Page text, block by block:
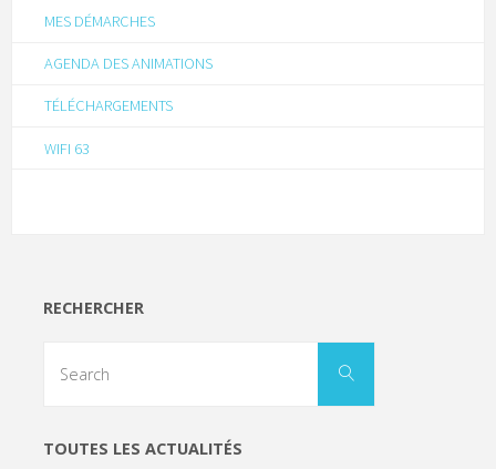
MES DÉMARCHES
AGENDA DES ANIMATIONS
TÉLÉCHARGEMENTS
WIFI 63
RECHERCHER
TOUTES LES ACTUALITÉS